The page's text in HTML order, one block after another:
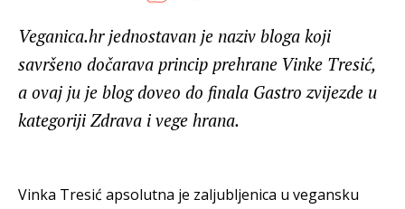
Veganica.hr jednostavan je naziv bloga koji
savršeno dočarava princip prehrane Vinke Tresić,
a ovaj ju je blog doveo do finala Gastro zvijezde u
kategoriji Zdrava i vege hrana.
Vinka Tresić apsolutna je zaljubljenica u vegansku